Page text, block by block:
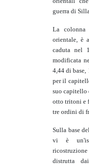
guerra di Silla.
La colonna
orientale, è
caduta nel
modificata
4,44 di
per il
suo capitello
otto tritoni e
tre ordini di
Sulla base
vi è
distrutta